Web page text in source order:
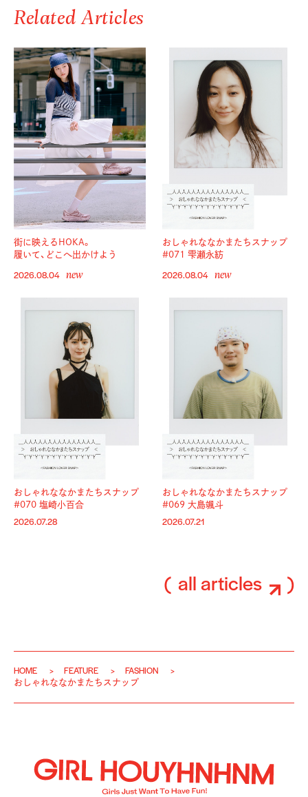
Related Articles
街に映えるHOKA。
履いて、どこへ出かけよう
2026.08.04 new
おしゃれななかまたちスナップ
#071 雫瀬永紡
2026.08.04 new
おしゃれななかまたちスナップ
#070 塩崎小百合
2026.07.28
おしゃれななかまたちスナップ
#069 大島颯斗
2026.07.21
all articles
HOME FEATURE
FASHION
おしゃれななかまたちスナップ